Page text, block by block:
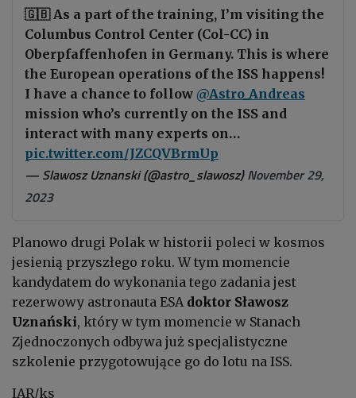
🇬🇧 As a part of the training, I’m visiting the
Columbus Control Center (Col-CC) in
Oberpfaffenhofen in Germany. This is where
the European operations of the ISS happens!
I have a chance to follow @Astro_Andreas
mission who’s currently on the ISS and
interact with many experts on…
pic.twitter.com/JZCQVBrmUp
— Slawosz Uznanski (@astro_slawosz)November 29,
2023
Planowo drugi Polak w historii poleci w kosmos
jesienią przyszłego roku. W tym momencie
kandydatem do wykonania tego zadania jest
rezerwowy astronauta ESA doktor Sławosz
Uznański, który w tym momencie w Stanach
Zjednoczonych odbywa już specjalistyczne
szkolenie przygotowujące go do lotu na ISS.
IAR/ks